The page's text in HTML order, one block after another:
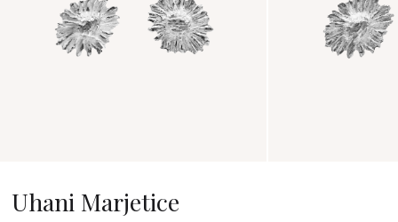
Uhani Marjetice